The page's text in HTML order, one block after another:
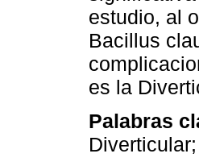
estudio, al
Bacillus
es la
Palabras